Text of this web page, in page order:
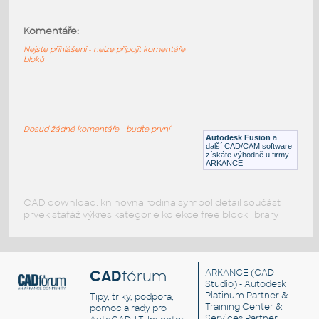
F3D Potrubí
STAINLESS I.D. PIPE MITRED ELBOW
Autodesk Fusion a
další CAD/CAM software
získáte výhodně u firmy
ARKANCE
Komentáře:
Nejste přihlášeni - nelze připojit komentáře
bloků
Dosud žádné komentáře - buďte první
CAD download: knihovna rodina symbol detail součást
prvek stafáž výkres kategorie kolekce free block library
CADfórum
Tipy, triky, podpora,
pomoc a rady pro
ARKANCE (CAD
Studio) - Autodesk
Platinum Partner &
Training Center &